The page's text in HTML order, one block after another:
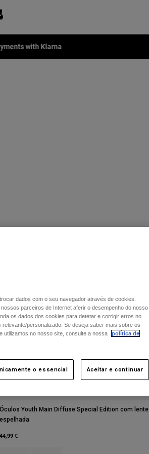
with Klarna
Óculos Youth Main Diffuse Special Edition com lente
espelhada
44,99 €
dados com o seu navegador através de cookies.
parceiros de Internet aferir o desempenho do nosso
os dados dos cookies para detetar e corrigir erros no
personalizado. Se deseja saber mais sobre os
utilizamos no nosso site, consulte a nossa
política de
o essencial Aceitar e continuar